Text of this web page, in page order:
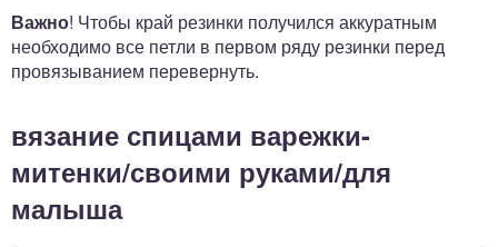
Важно! Чтобы край резинки получился аккуратным
необходимо все петли в первом ряду резинки перед
провязыванием перевернуть.
вязание спицами варежки-
митенки/своими руками/для
малыша